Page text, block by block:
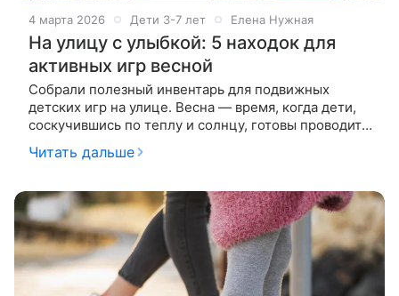
4 марта 2026 Дети 3-7 лет Елена Нужная
На улицу с улыбкой: 5 находок для
активных игр весной
Собрали полезный инвентарь для подвижных
детских игр на улице. Весна — время, когда дети,
соскучившись по теплу и солнцу, готовы проводить
ловить, бросать и
Читать дальше